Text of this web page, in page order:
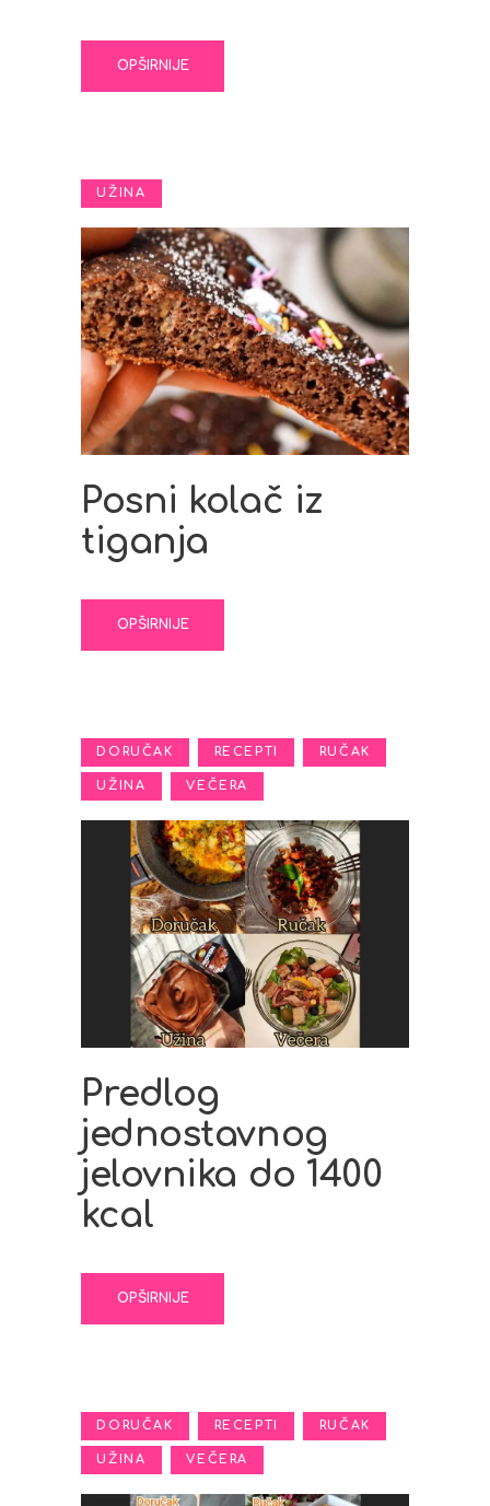
OPŠIRNIJE
UŽINA
Posni kolač iz
tiganja
OPŠIRNIJE
DORUČAK RECEPTI RUČAK
UŽINA VEČERA
Predlog
jednostavnog
jelovnika do 1400
kcal
OPŠIRNIJE
DORUČAK RECEPTI RUČAK
UŽINA VEČERA